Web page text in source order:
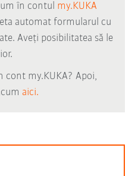
în contul my.KUKA
automat formularul cu
Aveți posibilitatea să le
cont my.KUKA? Apoi,
aici.